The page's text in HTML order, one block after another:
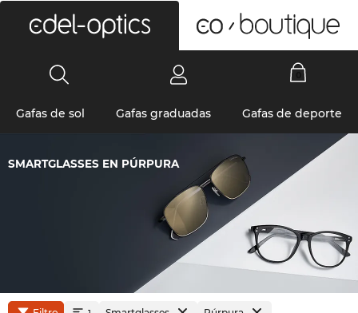
Gafas de sol Gafas graduadas Gafas de deporte
SMARTGLASSES EN PÚRPURA